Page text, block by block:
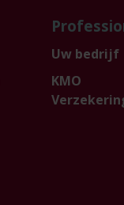
Uw bedrijf
KMO